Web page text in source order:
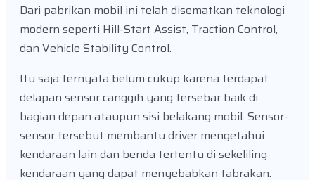
Dari pabrikan mobil ini telah disematkan teknologi
modern seperti Hill-Start Assist, Traction Control,
dan Vehicle Stability Control.
Itu saja ternyata belum cukup karena terdapat
delapan sensor canggih yang tersebar baik di
bagian depan ataupun sisi belakang mobil. Sensor-
sensor tersebut membantu driver mengetahui
kendaraan lain dan benda tertentu di sekeliling
kendaraan yang dapat menyebabkan tabrakan.